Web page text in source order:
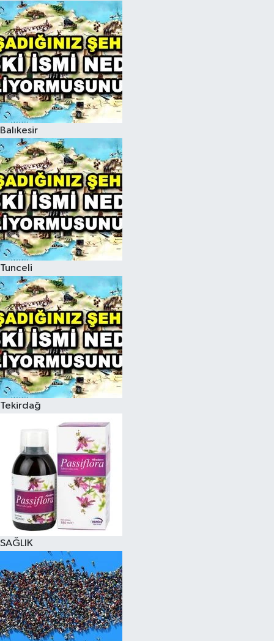
Balıkesir
Tunceli
Tekirdağ
SAĞLIK